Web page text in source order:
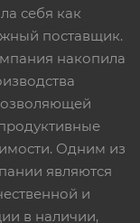
себя как
поставщик.
накопила
Одним из
являются
и
в наличии,